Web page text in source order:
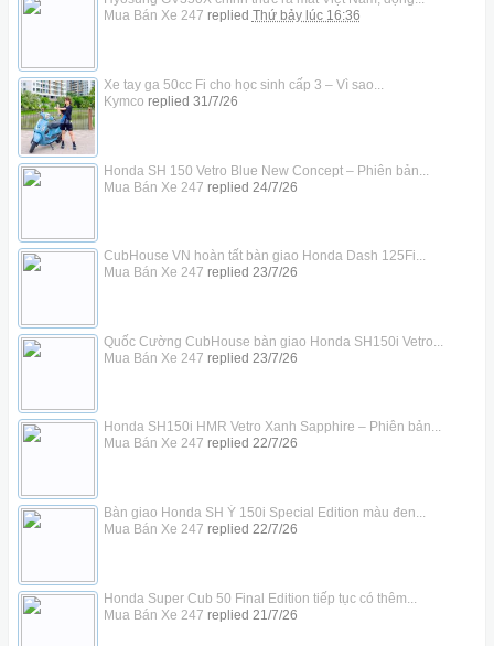
Mua Bán Xe 247 replied Thứ bảy lúc 16:36
Xe tay ga 50cc Fi cho học sinh cấp 3 – Vì sao...
Kymco replied 31/7/26
Honda SH 150 Vetro Blue New Concept – Phiên bản...
Mua Bán Xe 247 replied 24/7/26
CubHouse VN hoàn tất bàn giao Honda Dash 125Fi...
Mua Bán Xe 247 replied 23/7/26
Quốc Cường CubHouse bàn giao Honda SH150i Vetro...
Mua Bán Xe 247 replied 23/7/26
Honda SH150i HMR Vetro Xanh Sapphire – Phiên bản...
Mua Bán Xe 247 replied 22/7/26
Bàn giao Honda SH Ý 150i Special Edition màu đen...
Mua Bán Xe 247 replied 22/7/26
Honda Super Cub 50 Final Edition tiếp tục có thêm...
Mua Bán Xe 247 replied 21/7/26